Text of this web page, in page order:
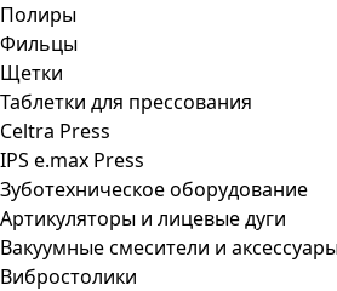
Полиры
Фильцы
Щетки
Таблетки для прессования
Celtra Press
IPS e.max Press
Зуботехническое оборудование
Артикуляторы и лицевые дуги
Вакуумные смесители и
Вибростолики